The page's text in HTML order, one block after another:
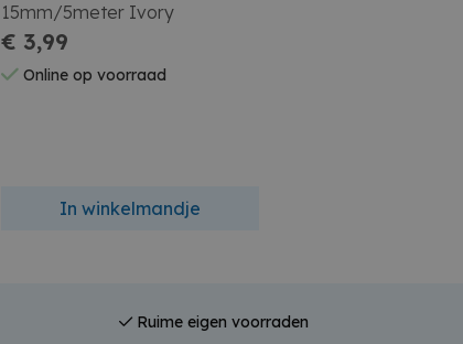
15mm/5meter Ivory
€ 3,99
Online op voorraad
In winkelmandje
Ruime eigen voorraden